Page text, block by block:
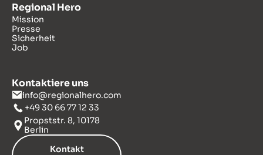
Regional Hero
Mission
Presse
Sicherheit
Job
Kontaktiere uns
info@regionalhero.com
+49 30 66 77 12 33
Propststr. 8, 10178
Berlin
Kontakt